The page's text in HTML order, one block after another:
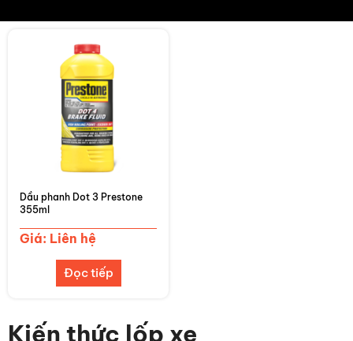
Dầu phanh Dot 3 Prestone
355ml
Giá: Liên hệ
Đọc tiếp
Kiến thức lốp xe